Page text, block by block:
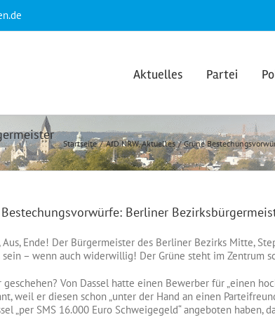
Aktuelles Partei
Startseite AfD NRW Aktuelles Grüne
Bestechungsvorwürfe: Berliner
Aus, Ende! Der Bürgermeister des Berliner Bezirks Mitte,
sein – wenn auch widerwillig! Der Grüne steht im Zentrum
geschehen? Von Dassel hatte einen Bewerber für „einen
weil er diesen schon „unter der Hand an einen
„per SMS 16.000 Euro Schweigegeld“ angeboten haben,